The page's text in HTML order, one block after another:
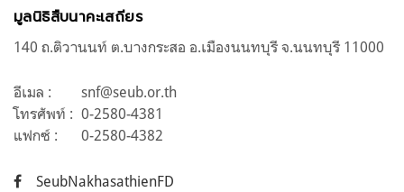
มูลนิธิสืบนาคะเสถียร
140 ถ.ติวานนท์ ต.บางกระสอ อ.เมืองนนทบุรี จ.นนทบุรี 11000
อีเมล :
snf@seub.or.th
โทรศัพท์ : 0-2580-4381
แฟกซ์ :
0-2580-4382
SeubNakhasathienFD